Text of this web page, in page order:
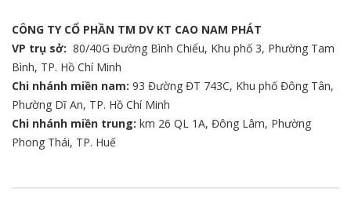
CÔNG TY CỔ PHẦN TM DV KT CAO NAM PHÁT
VP trụ sở: 80/40G Đường Bình Chiểu, Khu phố 3, Phường Tam
Bình, TP. Hồ Chí Minh
Chi nhánh miền nam: 93 Đường ĐT 743C, Khu phố Đông Tân,
Phường Dĩ An, TP. Hồ Chí Minh
Chi nhánh miền trung: km 26 QL 1A, Đông Lâm, Phường
Phong Thái, TP. Huế